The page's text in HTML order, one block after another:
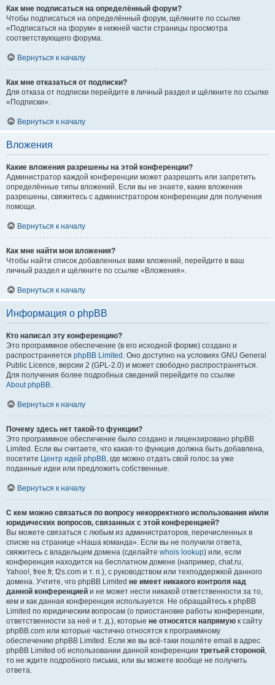
Как мне подписаться на определённый форум?
Чтобы подписаться на определённый форум, щёлкните по ссылке
«Подписаться на форум» в нижней части страницы просмотра
соответствующего форума.
Вернуться к началу
Как мне отказаться от подписки?
Для отказа от подписки перейдите в личный раздел и щёлкните по ссылке
«Подписки».
Вернуться к началу
Вложения
Какие вложения разрешены на этой конференции?
Администратор каждой конференции может разрешить или запретить
определённые типы вложений. Если вы не знаете, какие вложения
разрешены, свяжитесь с администратором конференции для получения
помощи.
Вернуться к началу
Как мне найти мои вложения?
Чтобы найти список добавленных вами вложений, перейдите в ваш
личный раздел и щёлкните по ссылке «Вложения».
Вернуться к началу
Информация о phpBB
Кто написал эту конференцию?
Это программное обеспечение (в его исходной форме) создано и
распространяется phpBB Limited . Оно доступно на условиях GNU General
Public Licence, версии 2 (GPL-2.0) и может свободно распространяться.
Для получения более подробных сведений перейдите по ссылке
About phpBB.
Вернуться к началу
Почему здесь нет такой-то функции?
Это программное обеспечение было создано и лицензировано phpBB
Limited. Если вы считаете, что какая-то функция должна быть добавлена,
посетите Центр идей phpBB, где можно отдать свой голос за уже
поданные идеи или предложить собственные.
Вернуться к началу
С кем можно связаться по вопросу некорректного использования и/или
юридических вопросов, связанных с этой конференцией?
Вы можете связаться с любым из администраторов, перечисленных в
списке на странице «Наша команда». Если вы не получили ответа,
свяжитесь с владельцем домена (сделайте whois lookup) или, если
конференция находится на бесплатном домене (например, chat.ru,
Yahoo!, free.fr, f2s.com и т. п.), с руководством или техподдержкой данного
домена. Учтите, что phpBB Limited не имеет никакого контроля над
данной конференцией и не может нести никакой ответственности за то,
кем и как данная конференция используется. Не обращайтесь к phpBB
Limited по юридическим вопросам (о приостановке работы конференции,
ответственности за неё и т. д.), которые не относятся напрямую к сайту
phpBB.com или которые частично относятся к программному
обеспечению phpBB Limited. Если же вы всё-таки пошлёте email в адрес
phpBB Limited об использовании данной конференции третьей стороной,
то не ждите подробного письма, или вы можете вообще не получить
ответа.